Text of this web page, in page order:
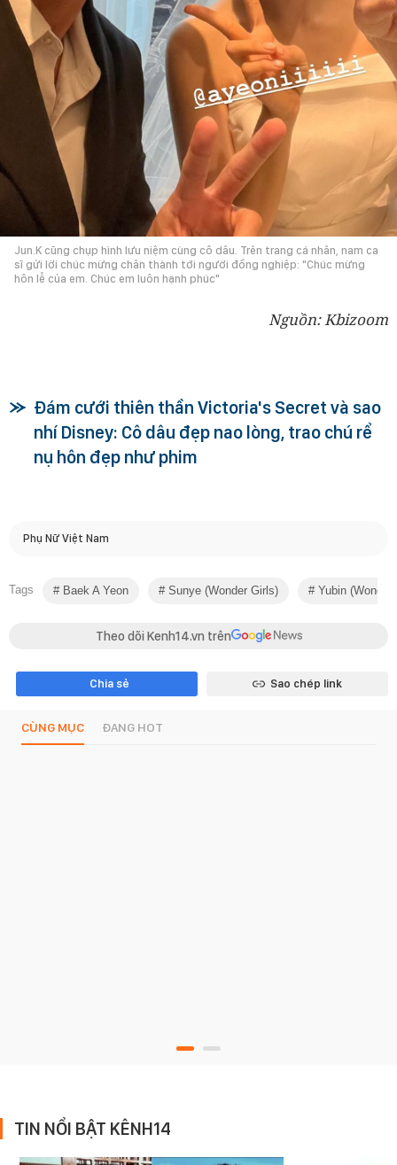
Jun.K cũng chụp hình lưu niệm cùng cô dâu. Trên trang cá nhân, nam ca
sĩ gửi lời chúc mừng chân thành tới người đồng nghiệp: "Chúc mừng
hôn lễ của em. Chúc em luôn hạnh phúc"
Nguồn: Kbizoom
Đám cưới thiên thần Victoria's Secret và sao
nhí Disney: Cô dâu đẹp nao lòng, trao chú rể
nụ hôn đẹp như phim
Phụ Nữ Việt Nam
Tags Baek A Yeon Sunye (Wonder Girls) Yubin (wonder
Theo dõi Kenh14.vn trên
Chia sẻ Sao chép link
CÙNG MỤC ĐANG HOT
TIN NỔI BẬT KÊNH14